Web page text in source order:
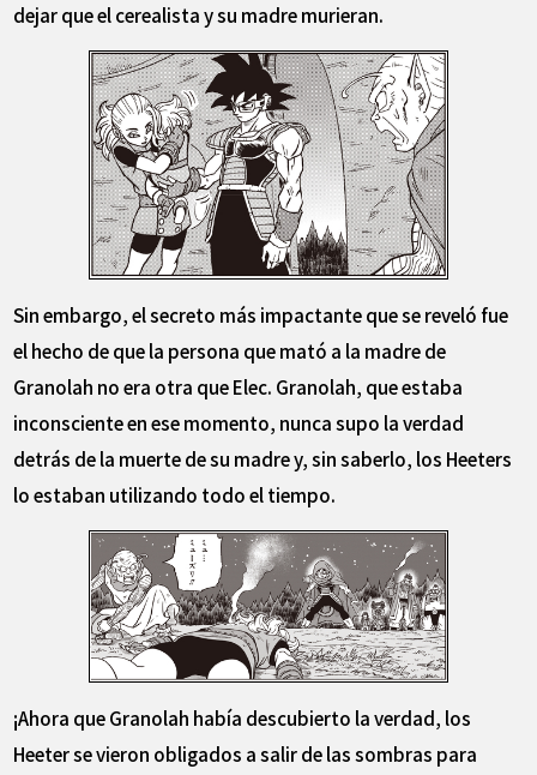
dejar que el cerealista y su madre murieran.
Sin embargo, el secreto más impactante que se reveló fue
el hecho de que la persona que mató a la madre de
Granolah no era otra que Elec. Granolah, que estaba
inconsciente en ese momento, nunca supo la verdad
detrás de la muerte de su madre y, sin saberlo, los Heeters
lo estaban utilizando todo el tiempo.
¡Ahora que Granolah había descubierto la verdad, los
Heeter se vieron obligados a salir de las sombras para